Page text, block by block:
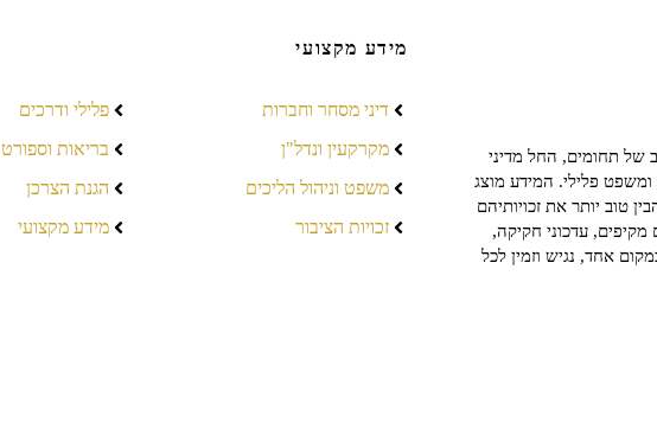
של תחומים, החל מדיני
ומשפט פלילי. המידע מוצג
טוב יותר את זכויותיהם
עדכוני חקיקה,
אחד, נגיש וזמין לכל
מידע מקצועי
דיני מסחר וחברות
מקרקעין ונדל"ן
משפט וניהול הליכים
זכויות הציבור
פלילי ודרכים
בריאות וספורט
הגנת הצרכן
מידע מקצועי